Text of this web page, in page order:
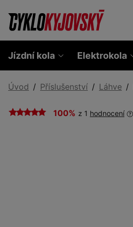
Jízdní kola Elektrokola
Úvod Příslušenství Láhve
100% z 1 hodnocení